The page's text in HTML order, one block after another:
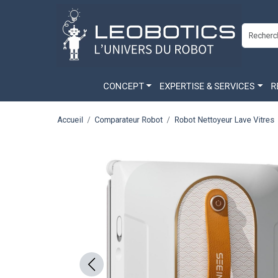
Aller au contenu principal
CONCEPT EXPERTISE & SERVICES
Accueil Comparateur Robot Robot Nettoyeur Lave Vitres
Previous
Panneau de gestion des cookies